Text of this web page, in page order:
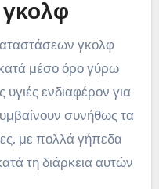
γκολφ
μέσο όρο γύρω
ενδιαφέρον για
συνήθως τα
με πολλά γήπεδα
τη διάρκεια αυτών